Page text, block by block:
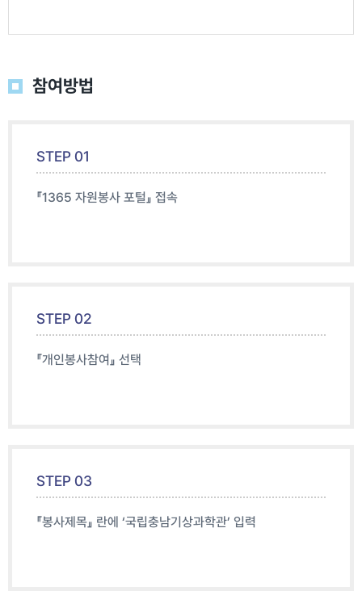
참여방법
STEP 01
『1365 자원봉사 포털』 접속
STEP 02
『개인봉사참여』 선택
STEP 03
『봉사제목』 란에 ‘국립충남기상과학관’ 입력